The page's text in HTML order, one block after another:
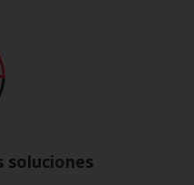
soluciones